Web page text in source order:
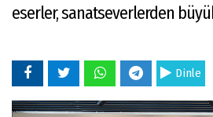
eserler, sanatseverlerden
Dinle